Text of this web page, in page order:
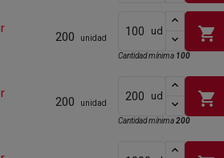
200 unidad
ud shopping_cart
Cantidad mínima 100
200 unidad
ud shopping_cart
Cantidad mínima200